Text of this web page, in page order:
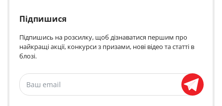
Підпишися
Підпишись на розсилку, щоб дізнаватися першим про
найкращі акції, конкурси з призами, нові відео та статті в
блозі.